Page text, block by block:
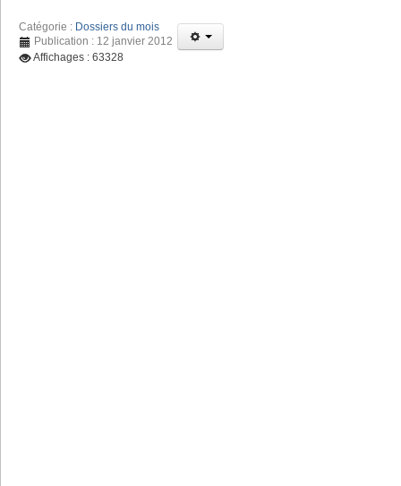
Catégorie : Dossiers du mois
Publication : 12 janvier 2012
Affichages : 63328